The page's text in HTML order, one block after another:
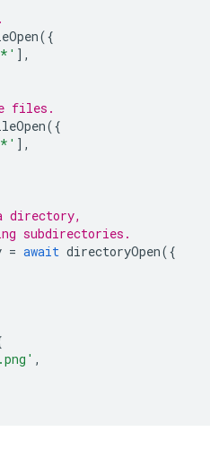
({
*' ],
files.
({
*' ],
subdirectories.
= await directoryOpen({
,